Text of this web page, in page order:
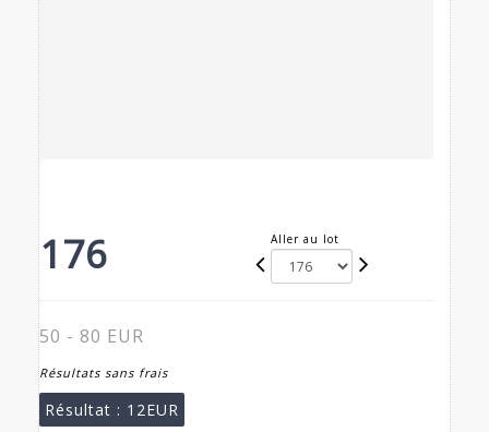
176 Aller au lot
50 - 80 EUR
Résultats sans frais
Résultat : 12EUR